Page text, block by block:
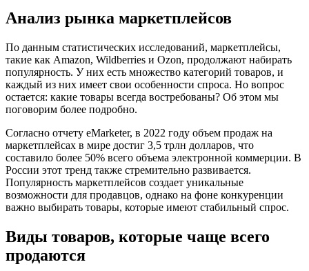
Анализ рынка маркетплейсов
По данным статистических исследований, маркетплейсы,
такие как Amazon, Wildberries и Ozon, продолжают набирать
популярность. У них есть множество категорий товаров, и
каждый из них имеет свои особенности спроса. Но вопрос
остается: какие товары всегда востребованы? Об этом мы
поговорим более подробно.
Согласно отчету eMarketer, в 2022 году объем продаж на
маркетплейсах в мире достиг 3,5 трлн долларов, что
составило более 50% всего объема электронной коммерции. В
России этот тренд также стремительно развивается.
Популярность маркетплейсов создает уникальные
возможности для продавцов, однако на фоне конкуренции
важно выбирать товары, которые имеют стабильный спрос.
Виды товаров, которые чаще всего
продаются